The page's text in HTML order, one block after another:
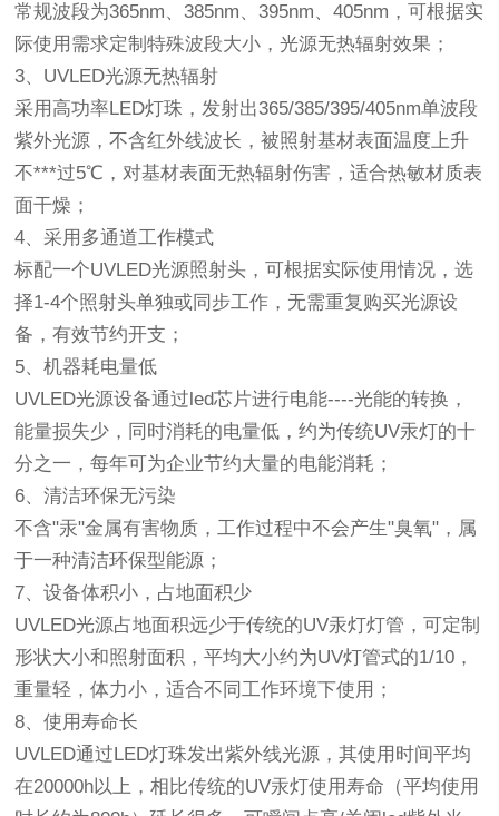
常规波段为365nm、385nm、395nm、405nm，可根据实
际使用需求定制特殊波段大小，光源无热辐射效果；
3、UVLED光源无热辐射
采用高功率LED灯珠，发射出365/385/395/405nm单波段
紫外光源，不含红外线波长，被照射基材表面温度上升
不***过5℃，对基材表面无热辐射伤害，适合热敏材质表
面干燥；
4、采用多通道工作模式
标配一个UVLED光源照射头，可根据实际使用情况，选
择1-4个照射头单独或同步工作，无需重复购买光源设
备，有效节约开支；
5、机器耗电量低
UVLED光源设备通过led芯片进行电能----光能的转换，
能量损失少，同时消耗的电量低，约为传统UV汞灯的十
分之一，每年可为企业节约大量的电能消耗；
6、清洁环保无污染
不含"汞"金属有害物质，工作过程中不会产生"臭氧"，属
于一种清洁环保型能源；
7、设备体积小，占地面积少
UVLED光源占地面积远少于传统的UV汞灯灯管，可定制
形状大小和照射面积，平均大小约为UV灯管式的1/10，
重量轻，体力小，适合不同工作环境下使用；
8、使用寿命长
UVLED通过LED灯珠发出紫外线光源，其使用时间平均
在20000h以上，相比传统的UV汞灯使用寿命（平均使用